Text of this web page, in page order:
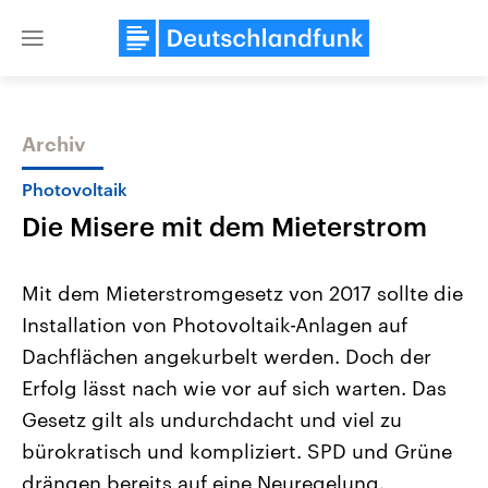
Close
Themen
Landtagswahl Sachsen-Anhalt
2026
Alle Informationen
Sachsen-Anhalt wählt am 6.
September 2026 einen neuen
Bundesland von einer Koalition aus
USA
Aktuelle Beiträge,
Hintergründe
Wirtschaftlich und
gehören die Vereinigten
mit großem Einfluss auf
Archiv
Photovoltaik
Die Misere mit dem Mieterstrom
Mit dem Mieterstromgesetz von 2017 sollte die
Installation von Photovoltaik-Anlagen auf
Dachflächen angekurbelt werden. Doch der
Erfolg lässt nach wie vor auf sich warten. Das
Gesetz gilt als undurchdacht und viel zu
bürokratisch und kompliziert. SPD und Grüne
drängen bereits auf eine Neuregelung.